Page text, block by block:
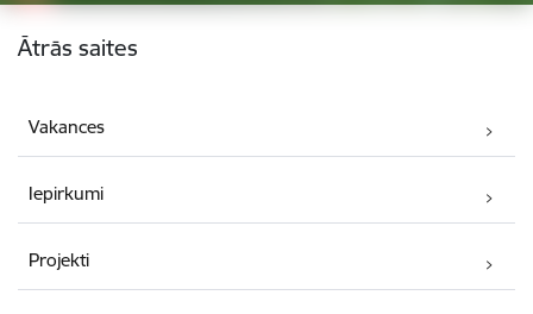
Kājene
Ātrās saites
Vakances
Iepirkumi
Projekti